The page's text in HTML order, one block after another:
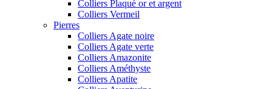
Colliers Plaqué or et argent
Colliers Vermeil
Pierres
Colliers Agate noire
Colliers Agate verte
Colliers Amazonite
Colliers Améthyste
Colliers Apatite